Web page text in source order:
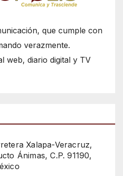
que cumple con
verazmente.
web, diario digital y TV
Xalapa-Veracruz,
Ánimas, C.P. 91190,